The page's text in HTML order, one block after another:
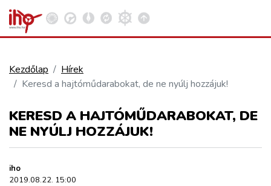
VASÚT
KÖZÚT
REPÜLÉS
Kosár megtekintése
Kezdőlap
Hírek
Keresd a hajtóműdarabokat, de ne nyúlj hozzájuk!
KERESD A HAJTÓMŰDARABOKAT, DE
NE NYÚLJ HOZZÁJUK!
iho
2019.08.22. 15:00